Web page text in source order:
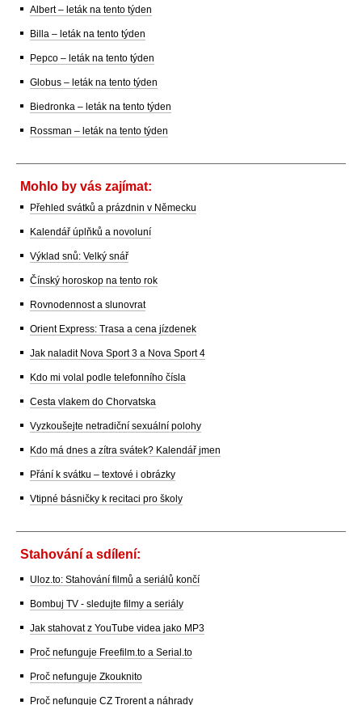
Albert – leták na tento týden
Billa – leták na tento týden
Pepco – leták na tento týden
Globus – leták na tento týden
Biedronka – leták na tento týden
Rossman – leták na tento týden
Mohlo by vás zajímat:
Přehled svátků a prázdnin v Německu
Kalendář úplňků a novoluní
Výklad snů: Velký snář
Čínský horoskop na tento rok
Rovnodennost a slunovrat
Orient Express: Trasa a cena jízdenek
Jak naladit Nova Sport 3 a Nova Sport 4
Kdo mi volal podle telefonního čísla
Cesta vlakem do Chorvatska
Vyzkoušejte netradiční sexuální polohy
Kdo má dnes a zítra svátek? Kalendář jmen
Přání k svátku – textové i obrázky
Vtipné básničky k recitaci pro školy
Stahování a sdílení:
Uloz.to: Stahování filmů a seriálů končí
Bombuj TV - sledujte filmy a seriály
Jak stahovat z YouTube videa jako MP3
Proč nefunguje Freefilm.to a Serial.to
Proč nefunguje Zkouknito
Proč nefunguje CZ Trorent a náhrady